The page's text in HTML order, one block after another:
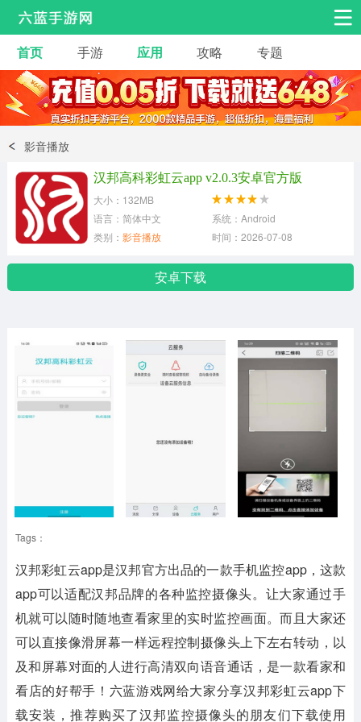
安卓手游 手游工具
热门手游 角色扮演 益智休闲
动作射击
冒险解谜
体育竞技
首页 手游 应用 攻略 专题
影音播放
汉邦高科彩虹云app v2.0.3安卓官方版
大小：132MB
语言：简体中文
系统：Android
类别： 影音播放 时间：2026-07-08
安卓下载
Tags：
汉邦彩虹云app是汉邦官方出品的一款手机监控app，这款
app可以适配汉邦品牌的各种监控摄像头。让大家通过手
机就可以随时随地查看家里的实时监控画面。而且大家还
可以直接像滑屏幕一样远程控制摄像头上下左右转动，以
及和屏幕对面的人进行高清双向语音通话，是一款看家和
看店的好帮手！六蓝游戏网给大家分享汉邦彩虹云app下
载安装，推荐购买了汉邦监控摄像头的朋友们下载使用